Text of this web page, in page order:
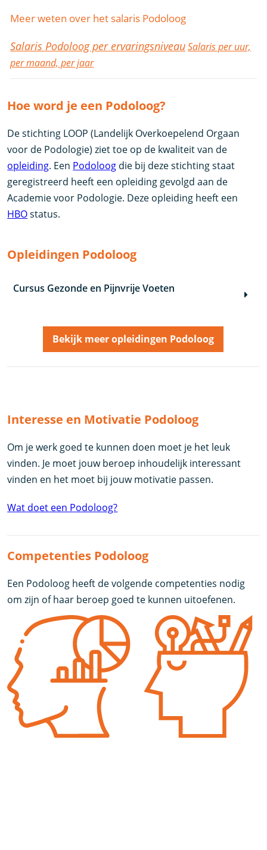
Meer weten over het salaris Podoloog
Salaris Podoloog per ervaringsniveauSalaris per uur,
per maand, per jaar
Hoe word je een Podoloog?
De stichting LOOP (Landelijk Overkoepelend Orgaan
voor de Podologie) ziet toe op de kwaliteit van de
opleiding. Een Podoloog die bij deze stichting staat
geregistreerd heeft een opleiding gevolgd aan de
Academie voor Podologie. Deze opleiding heeft een
HBOstatus.
Opleidingen Podoloog
Cursus Gezonde en Pijnvrije Voeten
Bekijk meer opleidingen Podoloog
Interesse en Motivatie Podoloog
Om je werk goed te kunnen doen moet je het leuk
vinden. Je moet jouw beroep inhoudelijk interessant
vinden en het moet bij jouw motivatie passen.
Wat doet een Podoloog?
Competenties Podoloog
Een Podoloog heeft de volgende competenties nodig
om zijn of haar beroep goed te kunnen uitoefenen.